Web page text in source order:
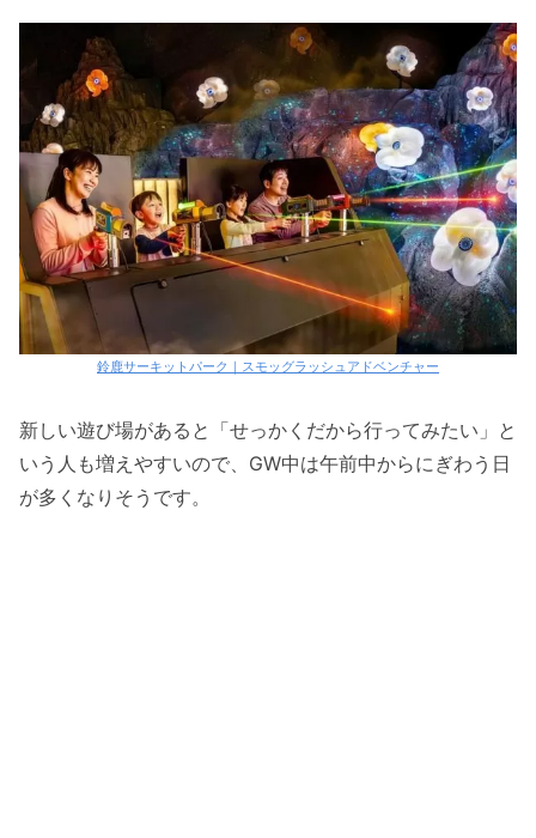
鈴鹿サーキットパーク｜スモッグラッシュアドベンチャー
新しい遊び場があると「せっかくだから行ってみたい」と
いう人も増えやすいので、GW中は午前中からにぎわう日
が多くなりそうです。